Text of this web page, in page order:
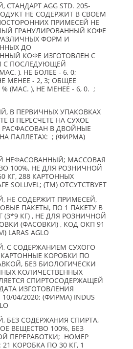
AGG STD. 205-
НЕ СОДЕРЖИТ В СВОЕМ
ПРИМЕСЕЙ НЕ
ГРАНУЛИРОВАННЫЙ КОФЕ
ФОРМ И
ДО
КОФЕ ИЗГОТОВЛЕН С
С ПОСЛЕДУЮЩЕЙ
), НЕ БОЛЕЕ - 6, 0;
МЕНЕЕ - 2, 3; ОБЩЕЕ
(МАС. ), НЕ МЕНЕЕ - 6, 0. ;
В ПЕРВИЧНЫХ УПАКОВКАХ
В ПЕРЕСЧЕТЕ НА СУХОЕ
РАСФАСОВАН В ДВОЙНЫЕ
ПАЛЛЕТАХ: ; (ФИРМА)
НЕФАСОВАННЫЙ; МАССОВАЯ
100%, НЕ ДЛЯ РОЗНИЧНОЙ
КГ, 288 КАРТОННЫХ
SOLUVEL; (TM) ОТСУТСТВУЕТ
НЕ СОДЕРЖИТ ПРИМЕСЕЙ,
ПАКЕТЫ, ПО 1 ПАКЕТУ В
КГ) , НЕ ДЛЯ РОЗНИЧНОЙ
(ФАСОВКИ) , КОД ОКП 91
LARAS AGLO
С СОДЕРЖАНИЕМ СУХОГО
КОРОБКИ ПО
БЕЗ БИОЛОГИЧЕСКИ
КОЛИЧЕСТВЕННЫХ
СПИРТОСОДЕРЖАЩЕЙ
ИЗГОТОВЛЕНИЯ
04/2020; (ФИРМА) INDUS
БЕЗ СОДЕРЖАНИЯ СПИРТА,
ВЕЩЕСТВО 100%, БЕЗ
ПЕРЕРАБОТКИ; НОМЕР
КОРОБКА ПО 30 КГ, 1